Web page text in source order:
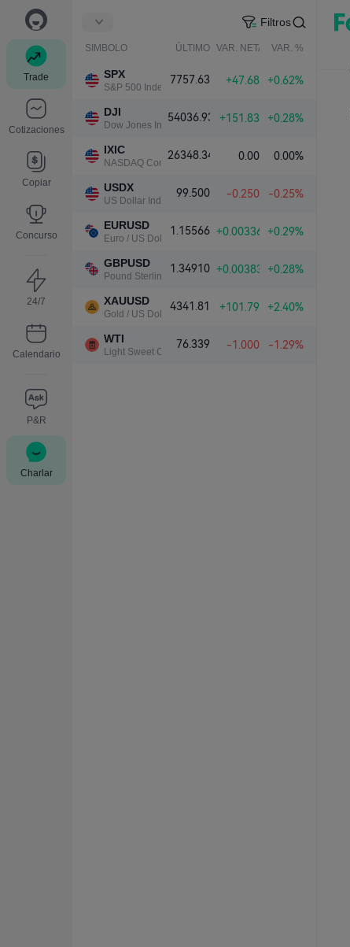
Trade
Cotizaciones
Copiar
Concurso
24/7
Calendario
P&R
Charlar
Filtros
SIMBOLO ÚLTIMO VAR. NETA VAR. %
SPX
S&P 500 Index
7757.63 +47.68 +0.62%
DJI
Dow Jones Industrial Average
54036.93 +151.83 +0.28%
IXIC
NASDAQ Composite Index
26348.34 0.00 0.00%
USDX
US Dollar Index
99.500 -0.250 -0.25%
EURUSD
Euro / US Dollar
1.15566 +0.00336 +0.29%
GBPUSD
Pound Sterling / US Dollar
1.34910 +0.00383 +0.28%
XAUUSD
Gold / US Dollar
4341.81 +101.79 +2.40%
WTI
Light Sweet Crude Oil
76.339 -1.000 -1.29%